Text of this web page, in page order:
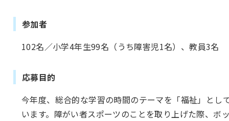
参加者
102名／小学4年生99名（うち障害児1名）、教員3名
応募目的
今年度、総合的な学習の時間のテーマを「福祉」とし
います。障がい者スポーツのことを取り上げた際、ボ